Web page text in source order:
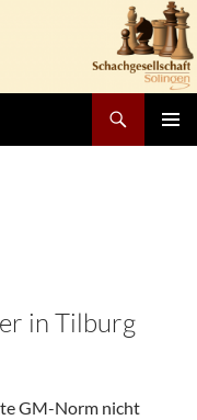
in Tilburg
GM-Norm nicht